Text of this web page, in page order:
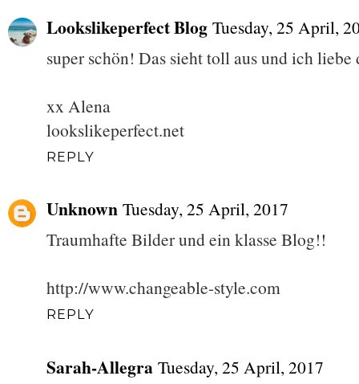
Lookslikeperfect Blog Tuesday, 25 April,
super schön! Das sieht toll aus und ich liebe
xx Alena
lookslikeperfect.net
REPLY
Unknown Tuesday, 25 April, 2017
Traumhafte Bilder und ein klasse Blog!!
http://www.changeable-style.com
REPLY
Sarah-Allegra Tuesday, 25 April, 2017